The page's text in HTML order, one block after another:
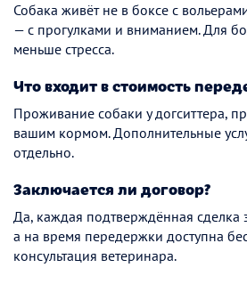
Собака живёт не в боксе с
— с прогулками и вниманием. Для
меньше стресса.
Что входит в стоимость
Проживание собаки у догситтера,
вашим кормом. Дополнительные
отдельно.
Заключается ли договор?
Да, каждая подтверждённая
а на время передержки доступна
консультация ветеринара.